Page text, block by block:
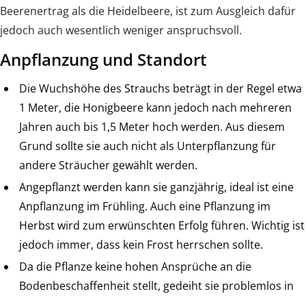
Beerenertrag als die Heidelbeere, ist zum Ausgleich dafür
jedoch auch wesentlich weniger anspruchsvoll.
Anpflanzung und Standort
Die Wuchshöhe des Strauchs beträgt in der Regel etwa
1 Meter, die Honigbeere kann jedoch nach mehreren
Jahren auch bis 1,5 Meter hoch werden. Aus diesem
Grund sollte sie auch nicht als Unterpflanzung für
andere Sträucher gewählt werden.
Angepflanzt werden kann sie ganzjährig, ideal ist eine
Anpflanzung im Frühling. Auch eine Pflanzung im
Herbst wird zum erwünschten Erfolg führen. Wichtig ist
jedoch immer, dass kein Frost herrschen sollte.
Da die Pflanze keine hohen Ansprüche an die
Bodenbeschaffenheit stellt, gedeiht sie problemlos in